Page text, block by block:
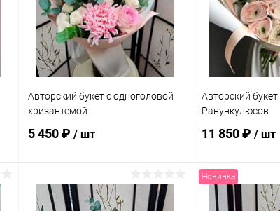
Авторский букет с одноголовой
хризантемой
5 450 ₽ / шт
В корзину
Авторский букет
Ранункулюсов
11 850 ₽ / шт
В
Новинка